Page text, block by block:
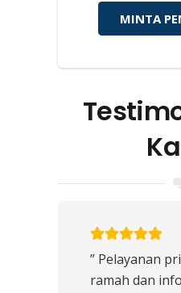
MINTA
” Pelayanan
ramah dan